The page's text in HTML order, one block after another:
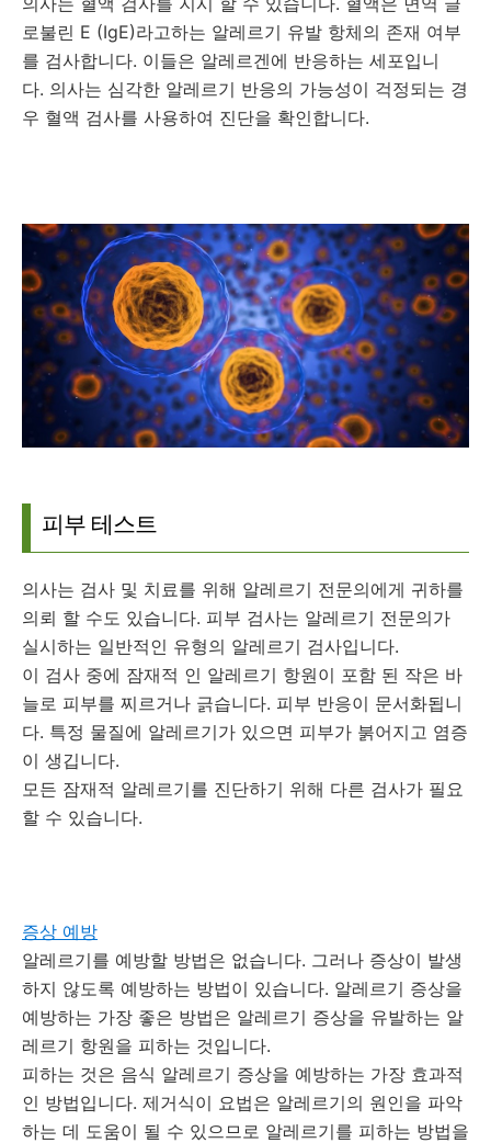
로불린 E (IgE)라고하는 알레르기 유발 항체의 존재 여부
를 검사합니다. 이들은 알레르겐에 반응하는 세포입니
다. 의사는 심각한 알레르기 반응의 가능성이 걱정되는 경
우 혈액 검사를 사용하여 진단을 확인합니다.
피부 테스트
의사는 검사 및 치료를 위해 알레르기 전문의에게 귀하를
의뢰 할 수도 있습니다. 피부 검사는 알레르기 전문의가
실시하는 일반적인 유형의 알레르기 검사입니다.
이 검사 중에 잠재적 인 알레르기 항원이 포함 된 작은 바
늘로 피부를 찌르거나 긁습니다. 피부 반응이 문서화됩니
다. 특정 물질에 알레르기가 있으면 피부가 붉어지고 염증
이 생깁니다.
모든 잠재적 알레르기를 진단하기 위해 다른 검사가 필요
할 수 있습니다.
증상 예방
알레르기를 예방할 방법은 없습니다. 그러나 증상이 발생
하지 않도록 예방하는 방법이 있습니다. 알레르기 증상을
예방하는 가장 좋은 방법은 알레르기 증상을 유발하는 알
레르기 항원을 피하는 것입니다.
피하는 것은 음식 알레르기 증상을 예방하는 가장 효과적
인 방법입니다. 제거식이 요법은 알레르기의 원인을 파악
하는 데 도움이 될 수 있으므로 알레르기를 피하는 방법을